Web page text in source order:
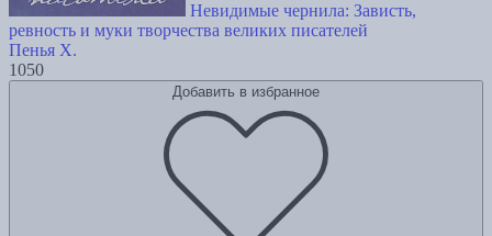
Невидимые чернила: Зависть,
ревность и муки творчества великих писателей
Пенья Х.
1050
Добавить в избранное